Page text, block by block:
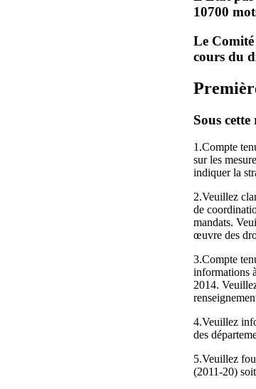
10700
Le Comité
cours du
Sous
1.Compte
sur les
indiquer la
2.Veuillez
de
mandats.
œuvre des
3.Compte
informations
2014.
4.Veuillez
des
5.Veuillez
(2011-20)